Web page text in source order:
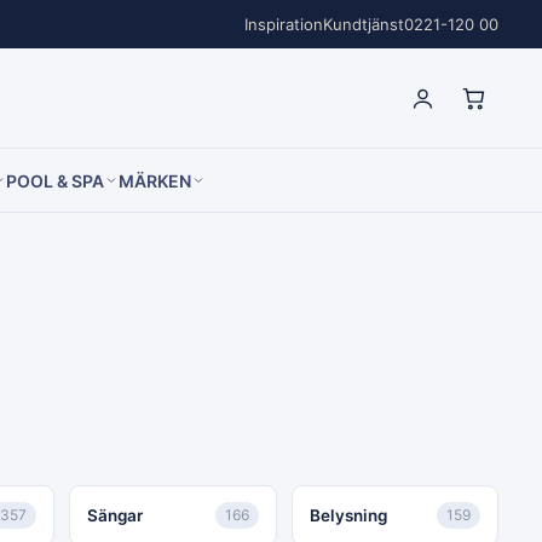
InspirationKundtjänst0221-120 00
POOL & SPA MÄRKEN
357 Sängar 166 Belysning 159